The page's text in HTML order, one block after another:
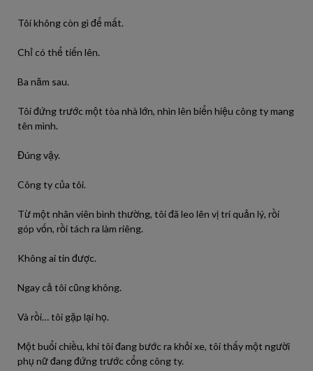
Tôi không còn gì để mất.
Chỉ có thể tiến lên.
Ba năm sau.
Tôi đứng trước một tòa nhà lớn, nhìn lên biển hiệu công ty mang
tên mình.
Đúng vậy.
Công ty của tôi.
Từ một nhân viên bình thường, tôi đã leo lên vị trí quản lý, rồi
góp vốn, rồi tách ra làm riêng.
Không ai tin được.
Ngay cả tôi cũng không.
Và rồi… tôi gặp lại họ.
Một buổi chiều, khi tôi đang bước ra khỏi xe, tôi thấy một người
phụ nữ đang đứng trước cổng công ty.